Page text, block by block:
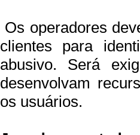
Os operadores
clientes para
abusivo. Será
desenvolvam
os usuários.